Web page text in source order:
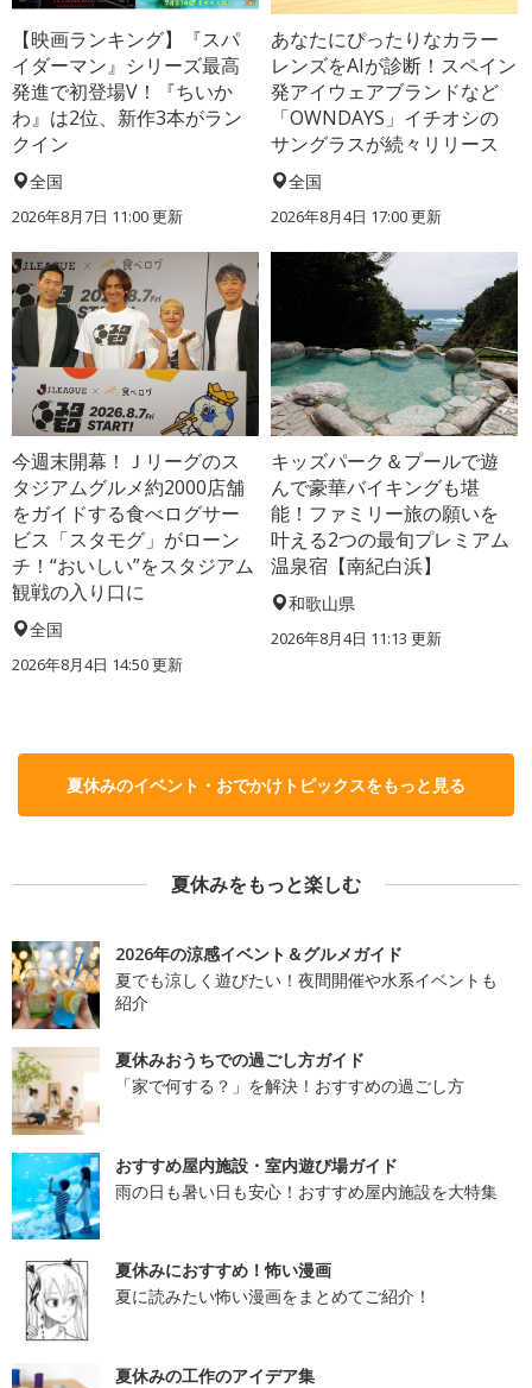
【映画ランキング】『スパ
イダーマン』シリーズ最高
発進で初登場V！『ちいか
わ』は2位、新作3本がラン
クイン
全国
2026年8月7日 11:00更新
あなたにぴったりなカラー
レンズをAIが診断！スペイン
発アイウェアブランドなど
「OWNDAYS」イチオシの
サングラスが続々リリース
全国
2026年8月4日 17:00更新
今週末開幕！Ｊリーグのス
タジアムグルメ約2000店舗
をガイドする食べログサー
ビス「スタモグ」がローン
チ！“おいしい”をスタジアム
観戦の入り口に
全国
2026年8月4日 14:50更新
キッズパーク＆プールで遊
んで豪華バイキングも堪
能！ファミリー旅の願いを
叶える2つの最旬プレミアム
温泉宿【南紀白浜】
和歌山県
2026年8月4日 11:13 更新
夏休みのイベント・おでかけトピックスをもっと見る
夏休みをもっと楽しむ
2026年の涼感イベント＆グルメガイド
夏でも涼しく遊びたい！夜間開催や水系イベントも
紹介
夏休みおうちでの過ごし方ガイド
「家で何する？」を解決！おすすめの過ごし方
おすすめ屋内施設・室内遊び場ガイド
雨の日も暑い日も安心！おすすめ屋内施設を大特集
夏休みにおすすめ！怖い漫画
夏に読みたい怖い漫画をまとめてご紹介！
夏休みの工作のアイデア集